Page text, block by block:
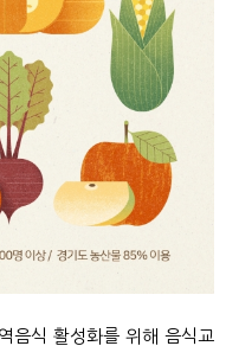
음식 활성화를 위해 음식교